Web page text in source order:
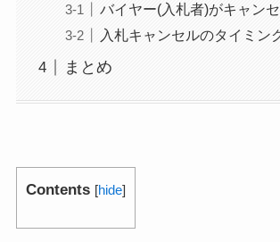
バイヤー(入札者)がキャン
入札キャンセルのタイミン
まとめ
Contents [hide]